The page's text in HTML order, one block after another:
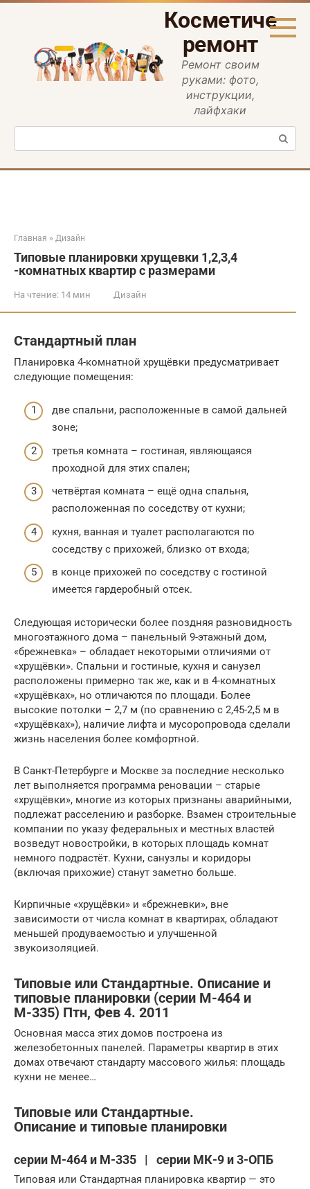
Перейти
ремонт
Ремонт своим
руками: фото,
инструкции,
лайфхаки
Поиск:
Главная » Дизайн
Типовые планировки хрущевки 1,2,3,4
-комнатных квартир с размерами
На чтение: 14 мин Дизайн
Стандартный план
Планировка 4-комнатной хрущёвки предусматривает
следующие помещения:
две спальни, расположенные в самой дальней
зоне;
третья комната – гостиная, являющаяся
проходной для этих спален;
четвёртая комната – ещё одна спальня,
расположенная по соседству от кухни;
кухня, ванная и туалет располагаются по
соседству с прихожей, близко от входа;
в конце прихожей по соседству с гостиной
имеется гардеробный отсек.
Следующая исторически более поздняя разновидность
многоэтажного дома – панельный 9-этажный дом,
«брежневка» – обладает некоторыми отличиями от
«хрущёвки». Спальни и гостиные, кухня и санузел
расположены примерно так же, как и в 4-комнатных
«хрущёвках», но отличаются по площади. Более
высокие потолки – 2,7 м (по сравнению с 2,45-2,5 м в
«хрущёвках»), наличие лифта и мусоропровода сделали
жизнь населения более комфортной.
В Санкт-Петербурге и Москве за последние несколько
лет выполняется программа реновации – старые
«хрущёвки», многие из которых признаны аварийными,
подлежат расселению и разборке. Взамен строительные
компании по указу федеральных и местных властей
возведут новостройки, в которых площадь комнат
немного подрастёт. Кухни, санузлы и коридоры
(включая прихожие) станут заметно больше.
Кирпичные «хрущёвки» и «брежневки», вне
зависимости от числа комнат в квартирах, обладают
меньшей продуваемостью и улучшенной
звукоизоляцией.
Типовые или Стандартные. Описание и
типовые планировки (серии М-464 и
М-335) Птн, Фев 4. 2011
Основная масса этих домов построена из
железобетонных панелей. Параметры квартир в этих
домах отвечают стандарту массового жилья: площадь
кухни не менее…
Типовые или Стандартные.
Описание и типовые планировки
серии М-464 и М-335 | серии МК-9 и 3-ОПБ
Типовая или Стандартная планировка квартир — это